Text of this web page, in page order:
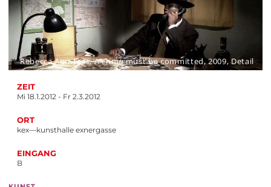
ZEIT
Mi 18.1.2012 - Fr 2.3.2012
ORT
kex—kunsthalle exnergasse
EINGANG
B
Rebecca Ann Tess, A crime must be committed, 2009, Detail